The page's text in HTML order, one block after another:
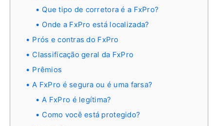
Que tipo de corretora é a FxPro?
Onde a FxPro está localizada?
Prós e contras do FxPro
Classificação geral da FxPro
Prêmios
A FxPro é segura ou é uma farsa?
A FxPro é legítima?
Como você está protegido?